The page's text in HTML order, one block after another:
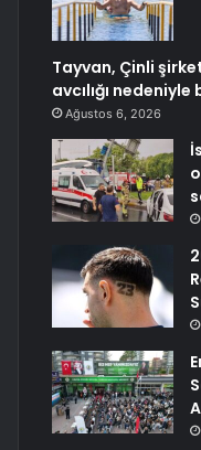
Tayvan, Çinli
avcılığı
Ağustos 6, 2026